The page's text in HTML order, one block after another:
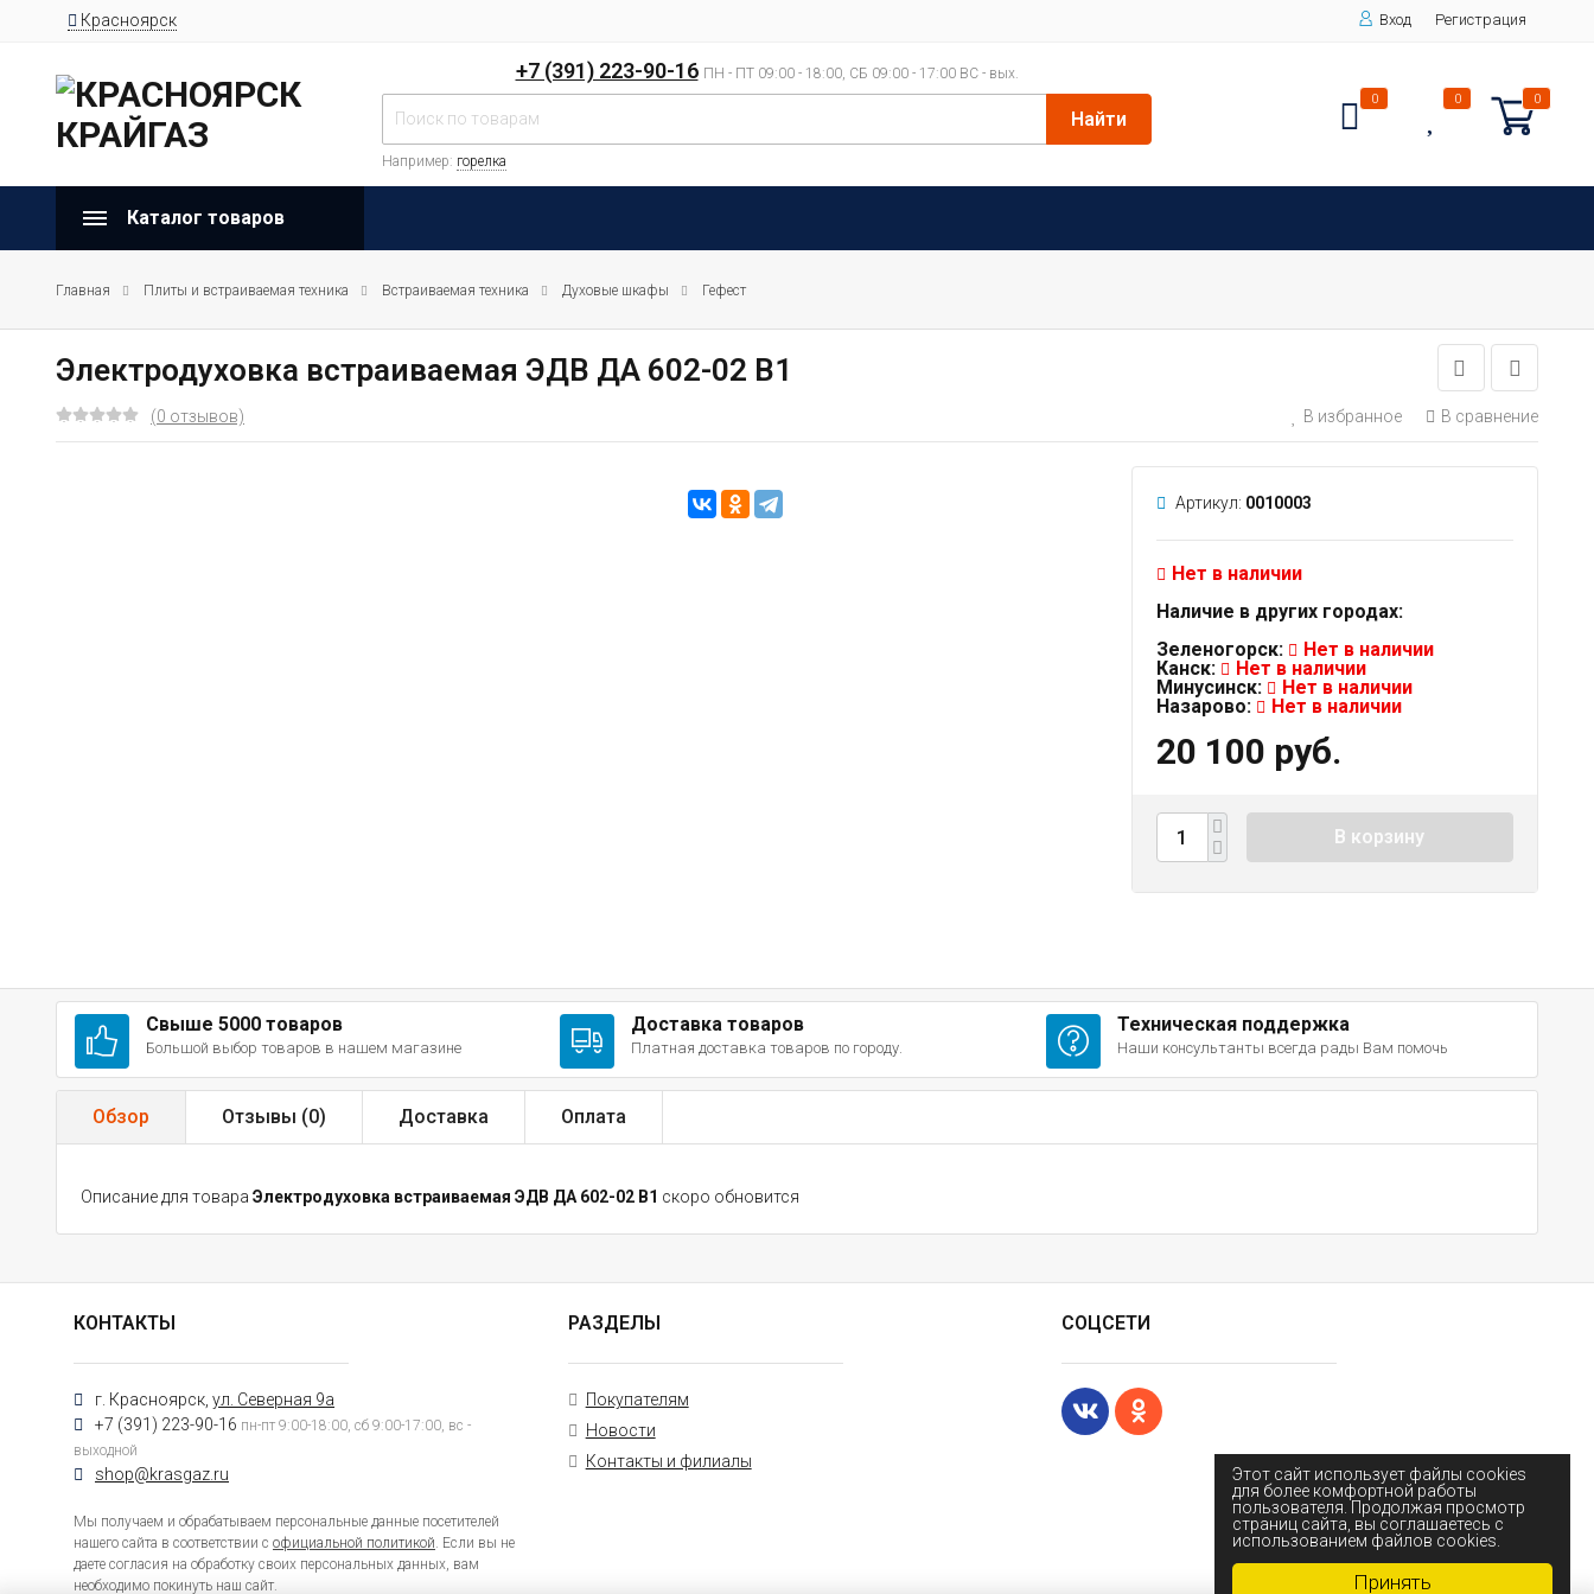
Принять
Этот сайт использует файлы cookies
для более комфортной работы
пользователя. Продолжая просмотр
страниц сайта, вы соглашаетесь с
использованием файлов cookies.
Красноярск Вход Регистрация
+7 (391) 223-90-16 ПН - ПТ 09:00 - 18:00, СБ 09:00 - 17:00 ВС - вых.
Найти
Например: горелка
0 0 0
Каталог товаров
Главная Плиты и встраиваемая техника Встраиваемая техника Духовые шкафы Гефест
Электродуховка встраиваемая ЭДВ ДА 602-02 В1
(0 отзывов) В избранное В сравнение
Артикул: 0010003
Нет в наличии
Наличие в других городах:
Зеленогорск:
Нет в наличии
Канск:
Нет в наличии
Минусинск:
Нет в наличии
Назарово:
Нет в наличии
20 100 руб.
В корзину
Свыше 5000 товаров
Большой выбор товаров в нашем магазине
Доставка товаров
Платная доставка товаров по городу.
Техническая поддержка
Наши консультанты всегда рады Вам помочь
Обзор Отзывы (0) Доставка Оплата
Описание для товара Электродуховка встраиваемая ЭДВ ДА 602-02 В1 скоро обновится
КОНТАКТЫ
г. Красноярск, ул. Северная 9а
+7 (391) 223-90-16 пн-пт 9:00-18:00, сб 9:00-17:00, вс -
выходной
shop@krasgaz.ru
Мы получаем и обрабатываем персональные данные посетителей
нашего сайта в соответствии с официальной политикой. Если вы не
даете согласия на обработку своих персональных данных, вам
необходимо покинуть наш сайт.
РАЗДЕЛЫ
Покупателям
Новости
Контакты и филиалы
СОЦСЕТИ